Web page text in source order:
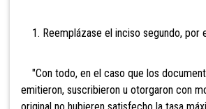
1. Reemplázase el inciso segundo, por
"Con todo, en el caso que los
emitieron, suscribieron u otorgaron con
original no hubieren satisfecho la tasa